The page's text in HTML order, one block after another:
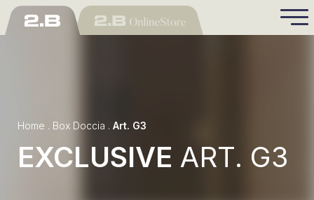
Home . Box Doccia . Art. G3
EXCLUSIVE ART. G3